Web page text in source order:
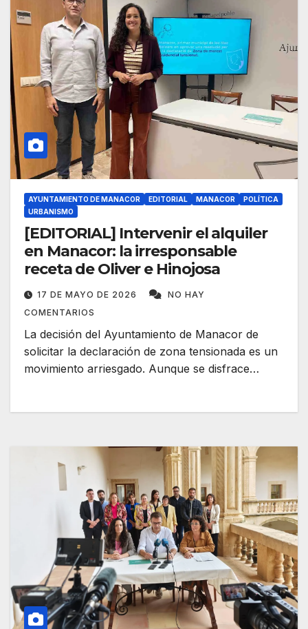
AYUNTAMIENTO DE MANACOR EDITORIAL MANACOR
POLÍTICA
URBANISMO
[EDITORIAL] Intervenir el alquiler
en Manacor: la irresponsable
receta de Oliver e Hinojosa
17 DE MAYO DE 2026
NO HAY
COMENTARIOS
La decisión del Ayuntamiento de Manacor de
solicitar la declaración de zona tensionada es un
movimiento arriesgado. Aunque se disfrace…